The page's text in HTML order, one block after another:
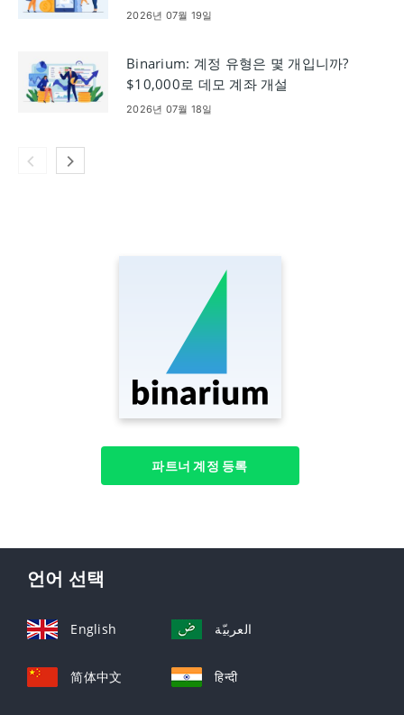
2026년 07월 19일
Binarium: 계정 유형은 몇 개입니까?
$10,000로 데모 계좌 개설
2026년 07월 18일
파트너 계정 등록
언어 선택
English العربيّة
简体中文 हिन्दी